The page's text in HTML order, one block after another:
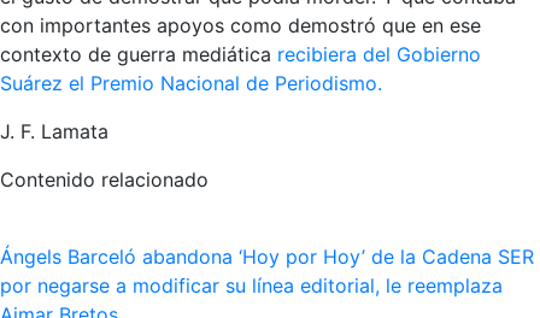
con importantes apoyos como demostró que en ese
contexto de guerra mediática recibiera del Gobierno
Suárez el Premio Nacional de Periodismo.
J. F. Lamata
Contenido relacionado
Ángels Barceló abandona ‘Hoy por Hoy’ de la Cadena SER
por negarse a modificar su línea editorial, le reemplaza